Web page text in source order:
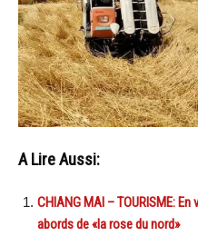
A Lire Aussi:
CHIANG MAI – TOURISME:
abords de «la rose du nord»